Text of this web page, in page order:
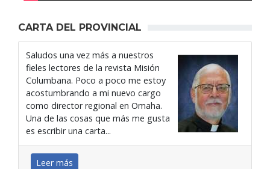
CARTA DEL PROVINCIAL
Saludos una vez más a nuestros
fieles lectores de la revista Misión
Columbana. Poco a poco me estoy
acostumbrando a mi nuevo cargo
como director regional en Omaha.
Una de las cosas que más me gusta
es escribir una carta...
Leer más